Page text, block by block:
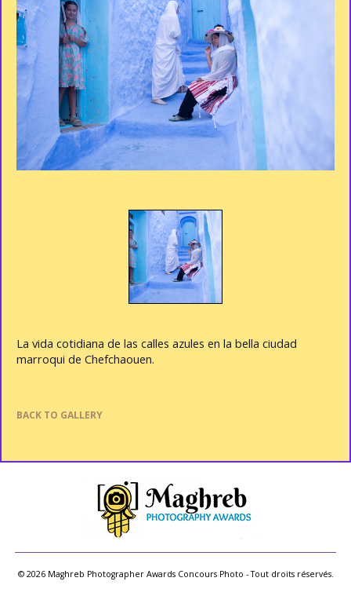
La vida cotidiana de las calles azules en la bella ciudad
marroqui de Chefchaouen.
BACK TO GALLERY
© 2026 Maghreb Photographer Awards Concours Photo - Tout droits réservés.